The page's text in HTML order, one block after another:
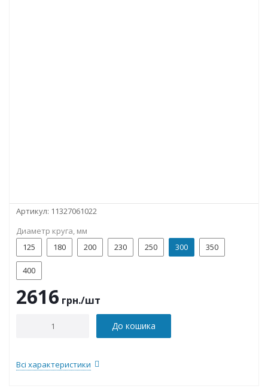
Артикул: 11327061022
Диаметр круга, мм
125
180 200 230 250 300 350
400
2616 грн./шт
До кошика
Всі характеристики